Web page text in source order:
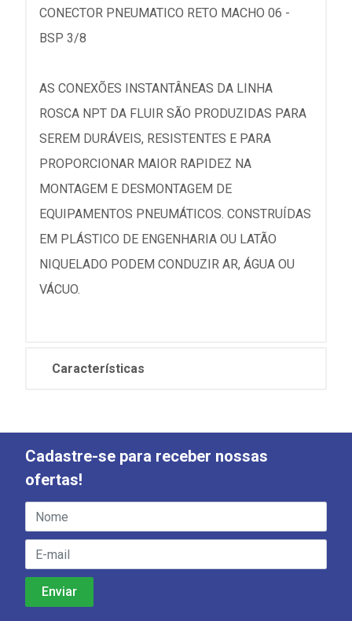
CONECTOR PNEUMATICO RETO MACHO 06 -
BSP 3/8
AS CONEXÕES INSTANTÂNEAS DA LINHA
ROSCA NPT DA FLUIR SÃO PRODUZIDAS PARA
SEREM DURÁVEIS, RESISTENTES E PARA
PROPORCIONAR MAIOR RAPIDEZ NA
MONTAGEM E DESMONTAGEM DE
EQUIPAMENTOS PNEUMÁTICOS. CONSTRUÍDAS
EM PLÁSTICO DE ENGENHARIA OU LATÃO
NIQUELADO PODEM CONDUZIR AR, ÁGUA OU
VÁCUO.
Características
Cadastre-se para receber nossas
ofertas!